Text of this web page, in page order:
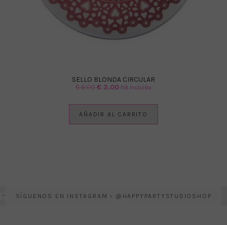
SELLO BLONDA CIRCULAR
€6.00El
€ 3.00ElIVA Incluido
AÑADIR AL CARRITO
SÍGUENOS EN INSTAGRAM › @HAPPYPARTYSTUDIOSHOP